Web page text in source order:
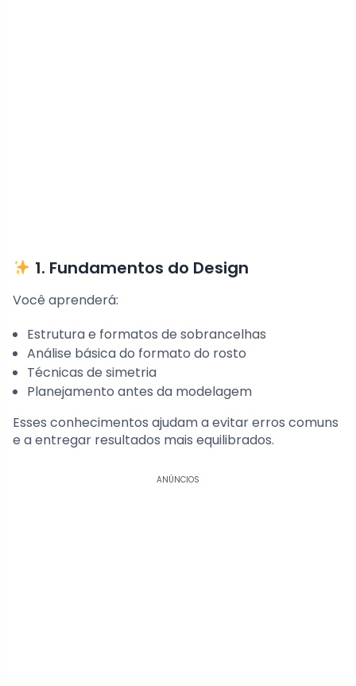
1. Fundamentos do Design
Você aprenderá:
Estrutura e formatos de sobrancelhas
Análise básica do formato do rosto
Técnicas de simetria
Planejamento antes da modelagem
Esses conhecimentos ajudam a evitar erros comuns
e a entregar resultados mais equilibrados.
ANÚNCIOS